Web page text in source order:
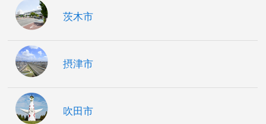
茨木市
摂津市
吹田市